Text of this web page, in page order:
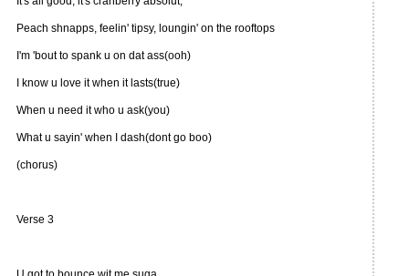
Peach shnapps, feelin' tipsy, loungin' on the rooftops
I'm 'bout to spank u on dat ass(ooh)
I know u love it when it lasts(true)
When u need it who u ask(you)
What u sayin' when I dash(dont go boo)
(chorus)
Verse 3